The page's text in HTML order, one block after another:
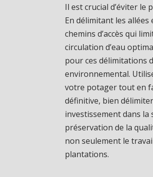
Il est crucial d’éviter
En délimitant les allées
chemins d’accès qui
circulation d’eau
pour ces délimitations
environnemental.
votre potager tout en
définitive, bien
investissement dans la
préservation de la
non seulement le
plantations.